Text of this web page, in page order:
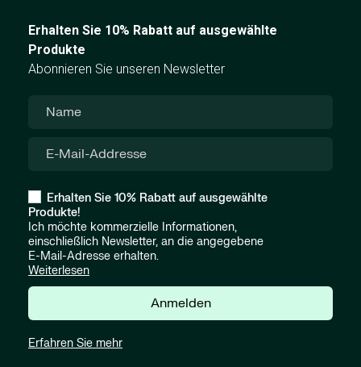
Erhalten Sie 10% Rabatt auf ausgewählte
Produkte
Abonnieren Sie unseren Newsletter
Erhalten Sie 10% Rabatt auf ausgewählte
Produkte!
Ich möchte kommerzielle Informationen,
einschließlich Newsletter, an die angegebene
E-Mail-Adresse erhalten.
Weiterlesen
Anmelden
Erfahren Sie mehr